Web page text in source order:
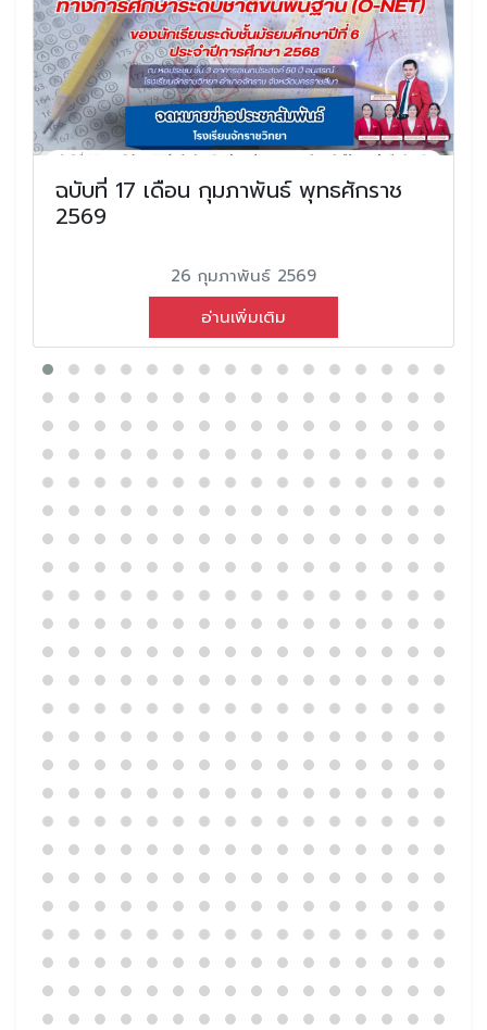
ฉบับที่ 17 เดือน กุมภาพันธ์ พุทธศักราช
2569
26 กุมภาพันธ์ 2569
อ่านเพิ่มเติม